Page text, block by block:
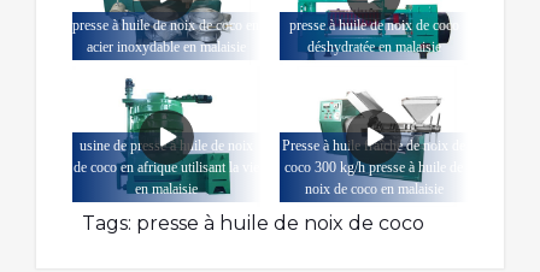
presse à huile de noix de coco en
acier inoxydable en malaisie
presse à huile de noix de coco
déshydratée en malaisie
usine de presse à huile de noix
de coco en afrique utilisant la vie
en malaisie
Presse à huile fraîche de noix de
coco 300 kg/h presse à huile de
noix de coco en malaisie
Tags: presse à huile de noix de coco